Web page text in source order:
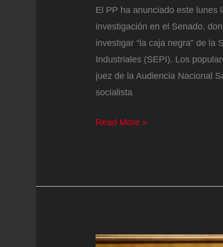
El PP ha anunciado este lunes
investigación en el Senado,
investigar “la caja negra” de la
Industriales (SEPI). Los
juez de la Audiencia Nacional
socialista
El
nueva
investigación
Read More »